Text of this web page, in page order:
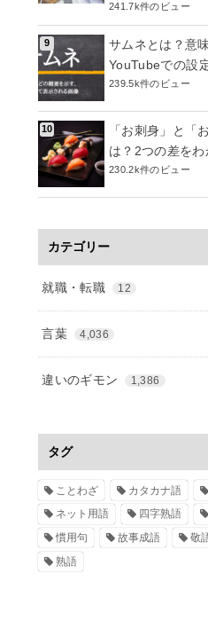
241.7k件のビュー
サムネとは？意
YouTubeでの設
239.5k件のビュー
「お刺身」と「
は？2つの差を
230.2k件のビュー
カテゴリー
就職・転職 12
言葉 4,036
違いのギモン 1,386
タグ
ことわざ カタカナ語
ネット用語
四字熟語
慣用句
故事成語 敬
熟語